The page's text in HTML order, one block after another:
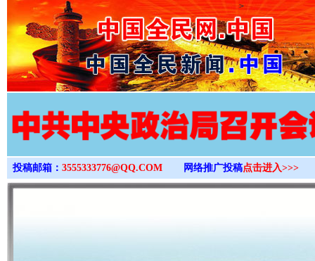
>
投稿邮箱： 3555333776@QQ.COM 网络推广投稿点击进入>>>